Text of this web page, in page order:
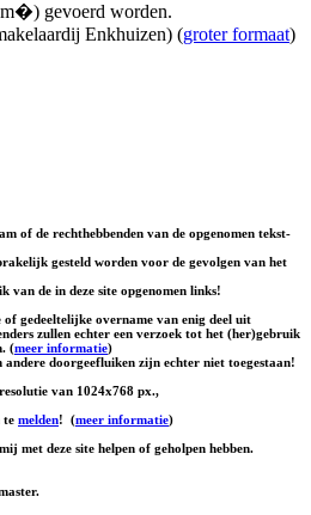
gevoerd worden.
Enkhuizen) (groter formaat)
of de rechthebbenden van de opgenomen tekst-
gesteld worden voor de gevolgen van het
van de in deze site opgenomen links!
gedeeltelijke overname van enig deel uit
zullen echter een verzoek tot het (her)gebruik
(meer informatie)
doorgeefluiken zijn echter niet toegestaan!
van 1024x768 px.,
te melden! (meer informatie)
met deze site helpen of geholpen hebben.